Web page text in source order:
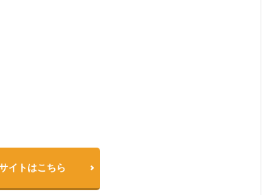
イトはこちら